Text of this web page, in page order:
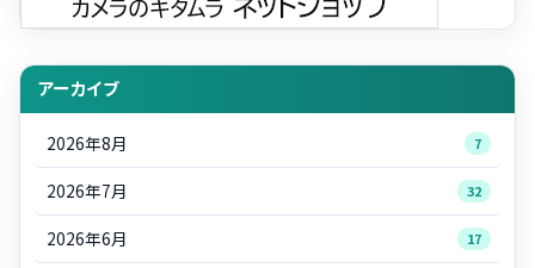
アーカイブ
2026年8月 7
2026年7月 32
2026年6月 17